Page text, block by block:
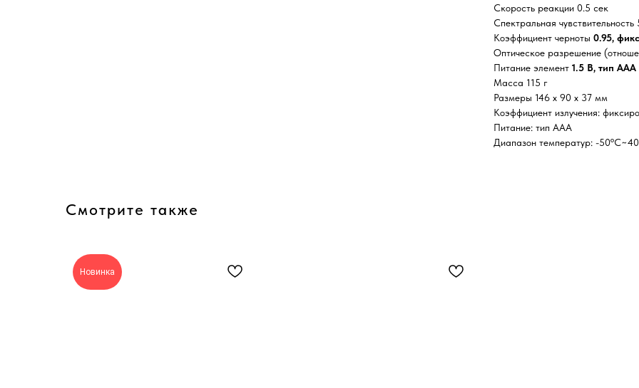
Скорость реакции 0.5 сек
Спектральная
Коэффициент черноты 0.95,
Оптическое разрешение
Питание элемент 1.5 В, тип AAA
Масса 115 г
Размеры 146 x 90 x 37 мм
Коэффициент излучения:
Питание: тип ААА
Диапазон температур: -
Смотрите также
Новинка